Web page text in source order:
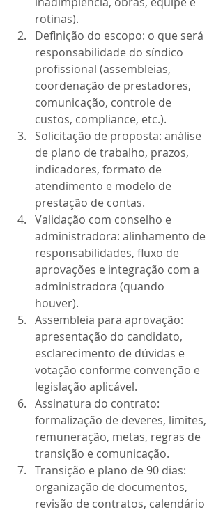
rotinas).
Definição do escopo: o que será
responsabilidade do síndico
profissional (assembleias,
coordenação de prestadores,
comunicação, controle de
custos, compliance, etc.).
Solicitação de proposta: análise
de plano de trabalho, prazos,
indicadores, formato de
atendimento e modelo de
prestação de contas.
Validação com conselho e
administradora: alinhamento de
responsabilidades, fluxo de
aprovações e integração com a
administradora (quando
houver).
Assembleia para aprovação:
apresentação do candidato,
esclarecimento de dúvidas e
votação conforme convenção e
legislação aplicável.
Assinatura do contrato:
formalização de deveres, limites,
remuneração, metas, regras de
transição e comunicação.
Transição e plano de 90 dias:
organização de documentos,
revisão de contratos, calendário